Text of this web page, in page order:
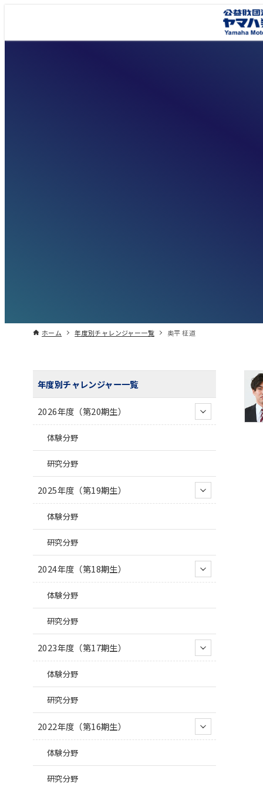
ホーム 年度別チャレンジャー一覧 奥平 柾道
年度別チャレンジャー一覧
2026年度（第20期生）
体験分野
研究分野
2025年度（第19期生）
体験分野
研究分野
2024年度（第18期生）
体験分野
研究分野
2023年度（第17期生）
体験分野
研究分野
2022年度（第16期生）
体験分野
研究分野